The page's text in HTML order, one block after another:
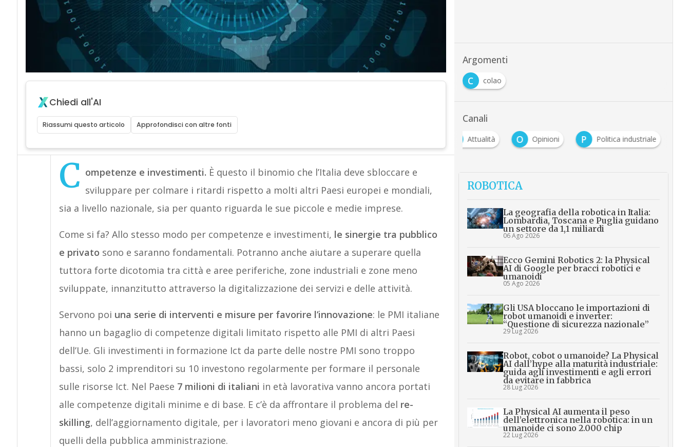
Chiedi all'AI
Riassumi questo articolo Approfondisci con altre fonti
C ompetenze e investimenti. È questo il binomio che l’Italia deve sbloccare e
sviluppare per colmare i ritardi rispetto a molti altri Paesi europei e mondiali,
sia a livello nazionale, sia per quanto riguarda le sue piccole e medie imprese.
Come si fa? Allo stesso modo per competenze e investimenti, le sinergie tra pubblico
e privato sono e saranno fondamentali. Potranno anche aiutare a superare quella
tuttora forte dicotomia tra città e aree periferiche, zone industriali e zone meno
sviluppate, innanzitutto attraverso la digitalizzazione dei servizi e delle attività.
Servono poi una serie di interventi e misure per favorire l’innovazione: le PMI italiane
hanno un bagaglio di competenze digitali limitato rispetto alle PMI di altri Paesi
dell’Ue. Gli investimenti in formazione Ict da parte delle nostre PMI sono troppo
bassi, solo 2 imprenditori su 10 investono regolarmente per formare il personale
sulle risorse Ict. Nel Paese 7 milioni di italiani in età lavorativa vanno ancora portati
alle competenze digitali minime e di base. E c’è da affrontare il problema del re-
skilling, dell’aggiornamento digitale, per i lavoratori meno giovani e ancora di più per
quelli della pubblica amministrazione.
Argomenti
C
colao
Canali
Attualità O Opinioni P Politica industriale
ROBOTICA
La geografia della robotica in Italia:
Lombardia, Toscana e Puglia guidano
un settore da 1,1 miliardi
06 Ago 2026
Ecco Gemini Robotics 2: la Physical
AI di Google per bracci robotici e
umanoidi
05 Ago 2026
Gli USA bloccano le importazioni di
robot umanoidi e inverter:
“Questione di sicurezza nazionale”
29 Lug 2026
Robot, cobot o umanoide? La Physical
AI dall’hype alla maturità industriale:
guida agli investimenti e agli errori
da evitare in fabbrica
28 Lug 2026
La Physical AI aumenta il peso
dell’elettronica nella robotica: in un
umanoide ci sono 2.000 chip
22 Lug 2026